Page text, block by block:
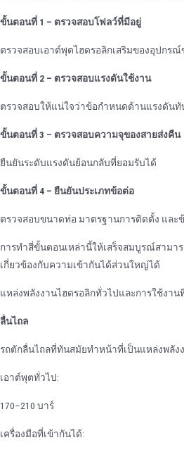
ขั้นตอนที่ 1 – ตรวจสอบโฟลว์ที่มีอยู่
ตรวจสอบเอาต์พุตไฮดรอลิกเสริมของอุปกร
ขั้นตอนที่ 2 – ตรวจสอบแรงดันใช้งาน
ตรวจสอบให้แน่ใจว่าข้อกําหนดด้านแรงดัน
ขั้นตอนที่ 3 – ตรวจสอบความจุของสายส่งคืน
ยืนยันระดับแรงดันย้อนกลับที่ยอมรับได้
ขั้นตอนที่ 4 – ยืนยันประเภทข้อต่อ
ตรวจสอบขนาดท่อ มาตรฐานการติดตั้ง และ
การทําสี่ขั้นตอนเหล่านี้ให้เสร็จสมบูรณ์สามา
เกี่ยวข้องกับความเข้ากันได้ส่วนใหญ่ได้
แหล่งพลังงานไฮดรอลิกทั่วไปและการใช้งาน
ลื่นไถล
รถตักลื่นไถลที่ทันสมัยทําหน้าที่เป็นแหล่งพลัง
เอาต์พุตทั่วไป:
170–210 บาร์
เครื่องมือที่เข้ากันได้: